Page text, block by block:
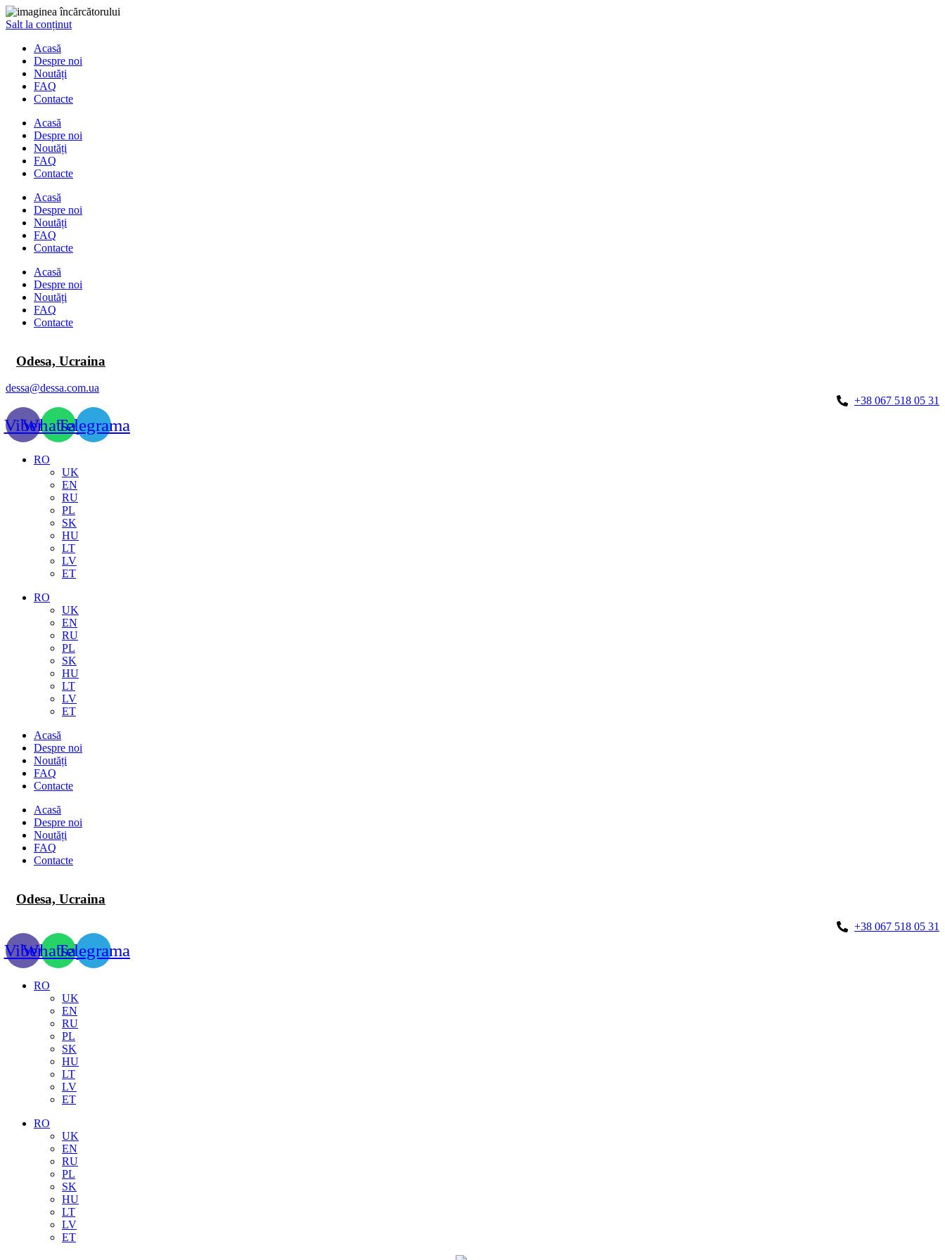
Salt la conținut
Acasă
Despre noi
Noutăți
FAQ
Contacte
Acasă
Despre noi
Noutăți
FAQ
Contacte
Acasă
Despre noi
Noutăți
FAQ
Contacte
Acasă
Despre noi
Noutăți
FAQ
Contacte
Odesa, Ucraina
dessa@dessa.com.ua
+38 067 518 05 31
ViberWhatsappTelegrama
RO
UK
EN
RU
PL
SK
HU
LT
LV
ET
RO
UK
EN
RU
PL
SK
HU
LT
LV
ET
Acasă
Despre noi
Noutăți
FAQ
Contacte
Acasă
Despre noi
Noutăți
FAQ
Contacte
Odesa, Ucraina
+38 067 518 05 31
ViberWhatsappTelegrama
RO
UK
EN
RU
PL
SK
HU
LT
LV
ET
RO
UK
EN
RU
PL
SK
HU
LT
LV
ET